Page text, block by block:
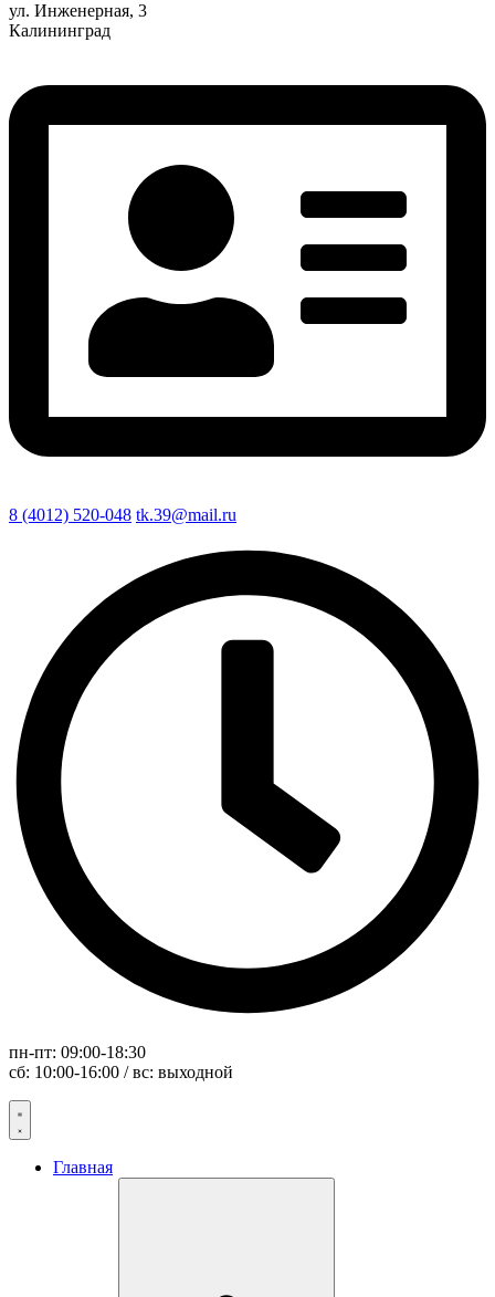
ул. Инженерная, 3
Калининград
8 (4012) 520-048 tk.39@mail.ru
пн-пт: 09:00-18:30
сб: 10:00-16:00 / вс: выходной
Главная